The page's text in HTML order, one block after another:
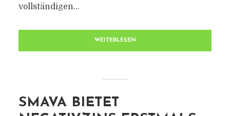
vollständigen...
WEITERLESEN
SMAVA BIETET